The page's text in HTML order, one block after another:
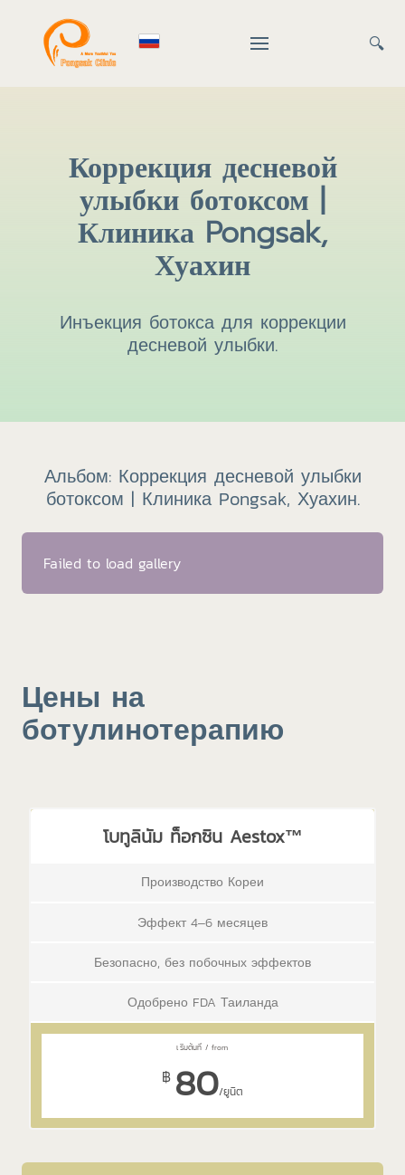
🔍
Коррекция десневой
улыбки ботоксом |
Клиника Pongsak,
Хуахин
Инъекция ботокса для коррекции
десневой улыбки.
Альбом: Коррекция десневой улыбки
ботоксом | Клиника Pongsak, Хуахин.
Failed to load gallery
Цены на
ботулинотерапию
โบทูลินัม ท็อกซิน Aestox™
Производство Кореи
Эффект 4–6 месяцев
Безопасно, без побочных эффектов
Одобрено FDA Таиланда
฿ 80/ยูนิต